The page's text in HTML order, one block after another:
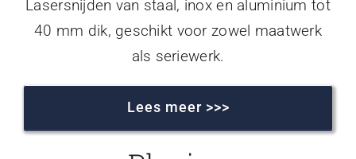
Lasersnijden van staal, inox en aluminium tot
40 mm dik, geschikt voor zowel maatwerk
als seriewerk.
Lees meer >>>